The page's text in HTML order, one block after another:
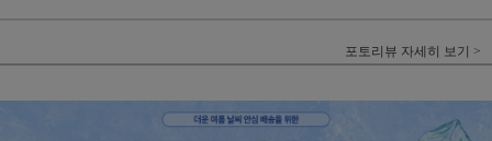
포토리뷰 자세히 보기 >